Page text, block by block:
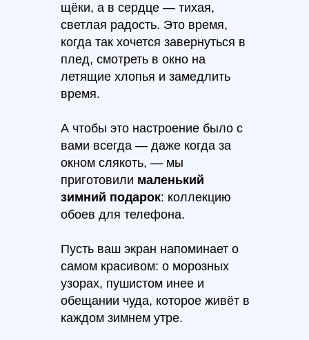
щёки, а в сердце — тихая,
светлая радость. Это время,
когда так хочется завернуться в
плед, смотреть в окно на
летящие хлопья и замедлить
время.
А чтобы это настроение было с
вами всегда — даже когда за
окном слякоть, — мы
приготовили маленький
зимний подарок: коллекцию
обоев для телефона.
Пусть ваш экран напоминает о
самом красивом: о морозных
узорах, пушистом инее и
обещании чуда, которое живёт в
каждом зимнем утре.